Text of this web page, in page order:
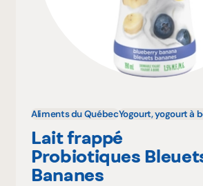
Aliments du QuébecYogourt, yogourt à
Lait frappé
Probiotiques
Bananes